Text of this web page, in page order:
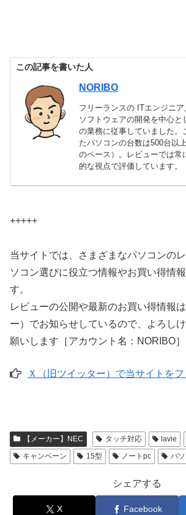
この記事を書いた人
NORIBO
フリーランスの ITエンジニア
ソフトウェアの開発を中心と
の業務に従事していました。
たパソコンの台数は500台以
のペース）。レビューでは常
的な視点で評価しています。
+++++
当サイトでは、さまざまなパソコンの
ソコン選びに役立つ情報やお買い得情
す。
レビューの公開や最新のお買い得情報
ー）でお知らせしているので、よろし
願いします［アカウント名：NORIBO］
Ｘ（旧ツイッター）で当サイトを
【メーカー】NEC タッチ対応 lavie
キャンペーン
15型 ノートpc パ
シェアする
X Facebook